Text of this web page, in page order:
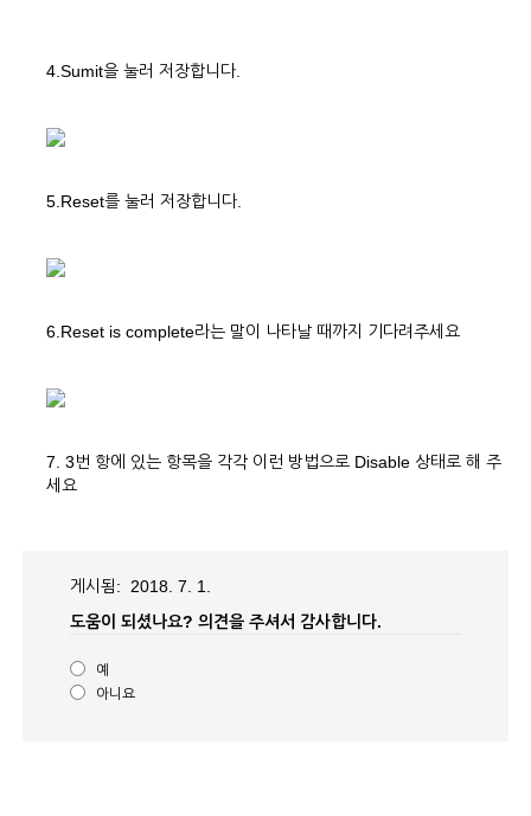
4.Sumit을 눌러 저장합니다.
5.Reset를 눌러 저장합니다.
6.Reset is complete라는 말이 나타날 때까지 기다려주세요
7. 3번 항에 있는 항목을 각각 이런 방법으로 Disable 상태로 해 주
세요
게시됨: 2018. 7. 1.
도움이 되셨나요? 의견을 주셔서 감사합니다.
예
아니요